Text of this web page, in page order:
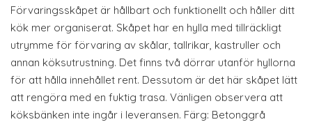
Förvaringsskåpet är hållbart och funktionellt och håller ditt
kök mer organiserat. Skåpet har en hylla med tillräckligt
utrymme för förvaring av skålar, tallrikar, kastruller och
annan köksutrustning. Det finns två dörrar utanför hyllorna
för att hålla innehållet rent. Dessutom är det här skåpet lätt
att rengöra med en fuktig trasa. Vänligen observera att
köksbänken inte ingår i leveransen. Färg: Betonggrå